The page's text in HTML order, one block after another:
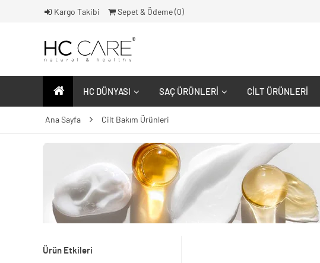
Kargo Takibi Sepet & Ödeme ( 0)
HC DÜNYASI SAÇ ÜRÜNLERI CILT ÜRÜNLERI
Ana Sayfa Cilt Bakım Ürünleri
Ürün Etkileri